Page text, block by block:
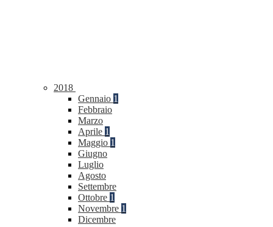
2018
Gennaio 1
Febbraio
Marzo
Aprile 1
Maggio 1
Giugno
Luglio
Agosto
Settembre
Ottobre 1
Novembre 1
Dicembre